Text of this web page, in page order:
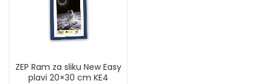
ZEP Ram za sliku New Easy
plavi 20×30 cm KE4